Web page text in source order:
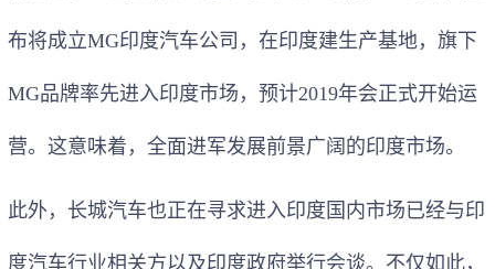
布将成立MG印度汽车公司，在印度建生产基地，旗下
MG品牌率先进入印度市场，预计2019年会正式开始运
营。这意味着，全面进军发展前景广阔的印度市场。
此外，长城汽车也正在寻求进入印度国内市场已经与印
度汽车行业相关方以及印度政府举行会谈。不仅如此，